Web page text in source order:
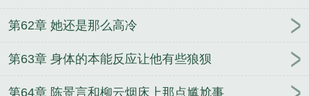
第62章 她还是那么高冷
第63章 身体的本能反应让他有些狼狈
第64章 陈景言和柳云烟床上那点尴尬事